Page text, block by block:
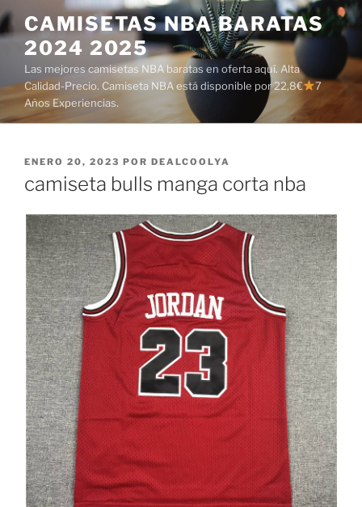
Saltar
al
contenido
CAMISETAS NBA BARATAS
2024 2025
Las mejores camisetas NBA baratas en oferta aquí. Alta
Calidad-Precio. Camiseta NBA está disponible por 22,8€
7
Años Experiencias.
PUBLICADO
ENERO 20, 2023 POR DEALCOOLYA
camiseta bulls manga corta nba